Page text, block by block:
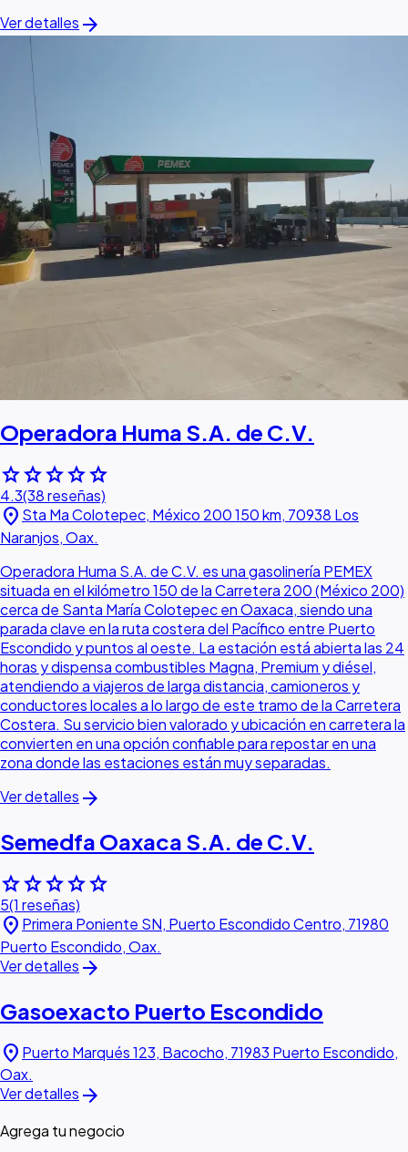
Ver detalles arrow_forward
Operadora Huma S.A. de C.V.
starstarstarstarstar
4.3(38 reseñas)
location_on Sta Ma Colotepec, México 200 150 km, 70938 Los
Naranjos, Oax.
Operadora Huma S.A. de C.V. es una gasolinería PEMEX
situada en el kilómetro 150 de la Carretera 200 (México 200)
cerca de Santa María Colotepec en Oaxaca, siendo una
parada clave en la ruta costera del Pacífico entre Puerto
Escondido y puntos al oeste. La estación está abierta las 24
horas y dispensa combustibles Magna, Premium y diésel,
atendiendo a viajeros de larga distancia, camioneros y
conductores locales a lo largo de este tramo de la Carretera
Costera. Su servicio bien valorado y ubicación en carretera la
convierten en una opción confiable para repostar en una
zona donde las estaciones están muy separadas.
Ver detalles arrow_forward
Semedfa Oaxaca S.A. de C.V.
starstarstarstarstar
5(1 reseñas)
location_on Primera Poniente SN, Puerto Escondido Centro, 71980
Puerto Escondido, Oax.
Ver detalles arrow_forward
Gasoexacto Puerto Escondido
location_on Puerto Marqués 123, Bacocho, 71983 Puerto Escondido,
Oax.
Ver detalles arrow_forward
Agrega tu negocio